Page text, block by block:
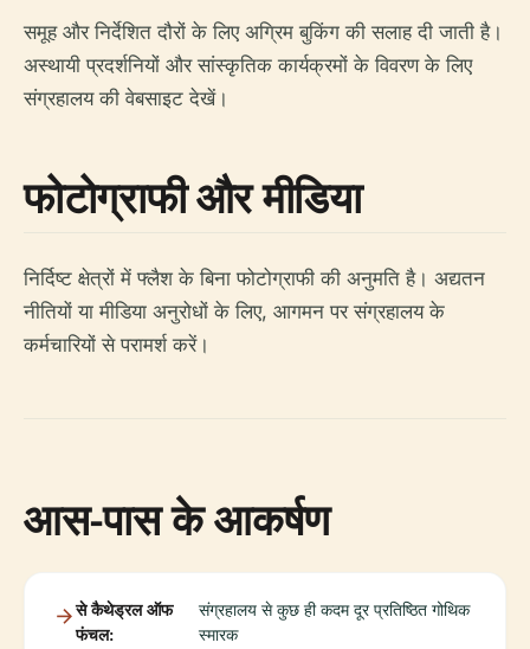
समूह और निर्देशित दौरों के लिए अग्रिम बुकिंग की सलाह दी जाती है।
अस्थायी प्रदर्शनियों और सांस्कृतिक कार्यक्रमों के विवरण के लिए
संग्रहालय की वेबसाइट देखें।
फोटोग्राफी और मीडिया
निर्दिष्ट क्षेत्रों में फ्लैश के बिना फोटोग्राफी की अनुमति है। अद्यतन
नीतियों या मीडिया अनुरोधों के लिए, आगमन पर संग्रहालय के
कर्मचारियों से परामर्श करें।
आस-पास के आकर्षण
से कैथेड्रल ऑफ
फंचल:
संग्रहालय से कुछ ही कदम दूर प्रतिष्ठित गोथिक
स्मारक